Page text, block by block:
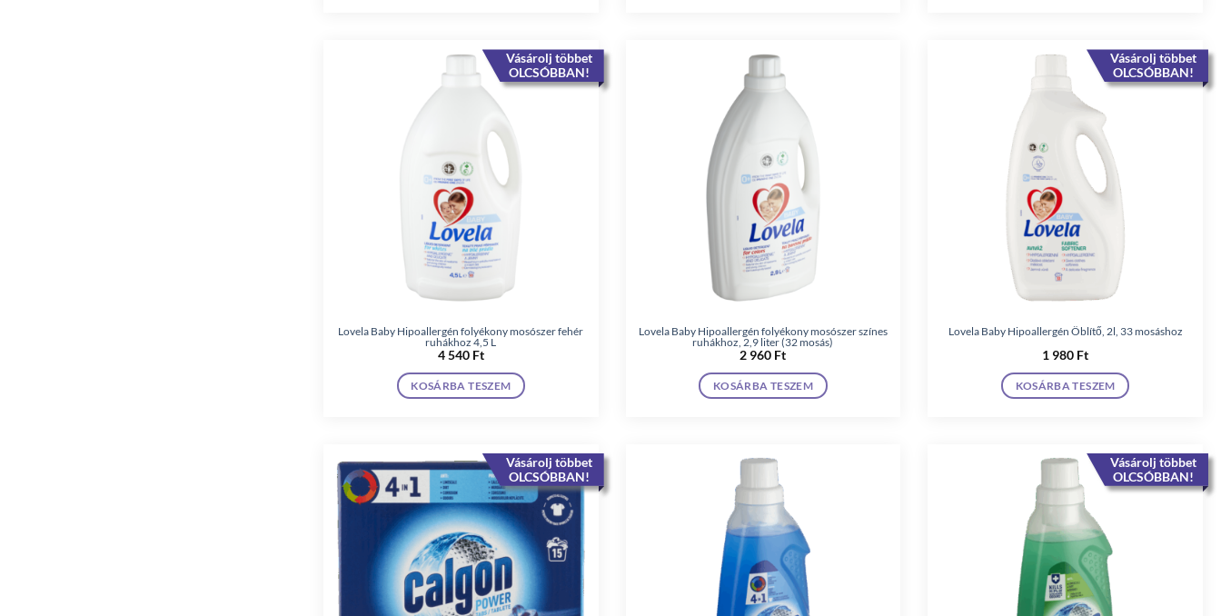
Vásárolj többet
OLCSÓBBAN!
Lovela Baby Hipoallergén folyékony mosószer fehér
ruhákhoz 4,5 L
4 540 Ft
KOSÁRBA TESZEM
Lovela Baby Hipoallergén folyékony mosószer színes
ruhákhoz, 2,9 liter (32 mosás)
2 960 Ft
KOSÁRBA TESZEM
Vásárolj többet
OLCSÓBBAN!
Lovela Baby Hipoallergén Öblítő, 2l, 33 mosáshoz
1 980 Ft
KOSÁRBA TESZEM
Vásárolj többet
OLCSÓBBAN!
Vásárolj többet
OLCSÓBBAN!